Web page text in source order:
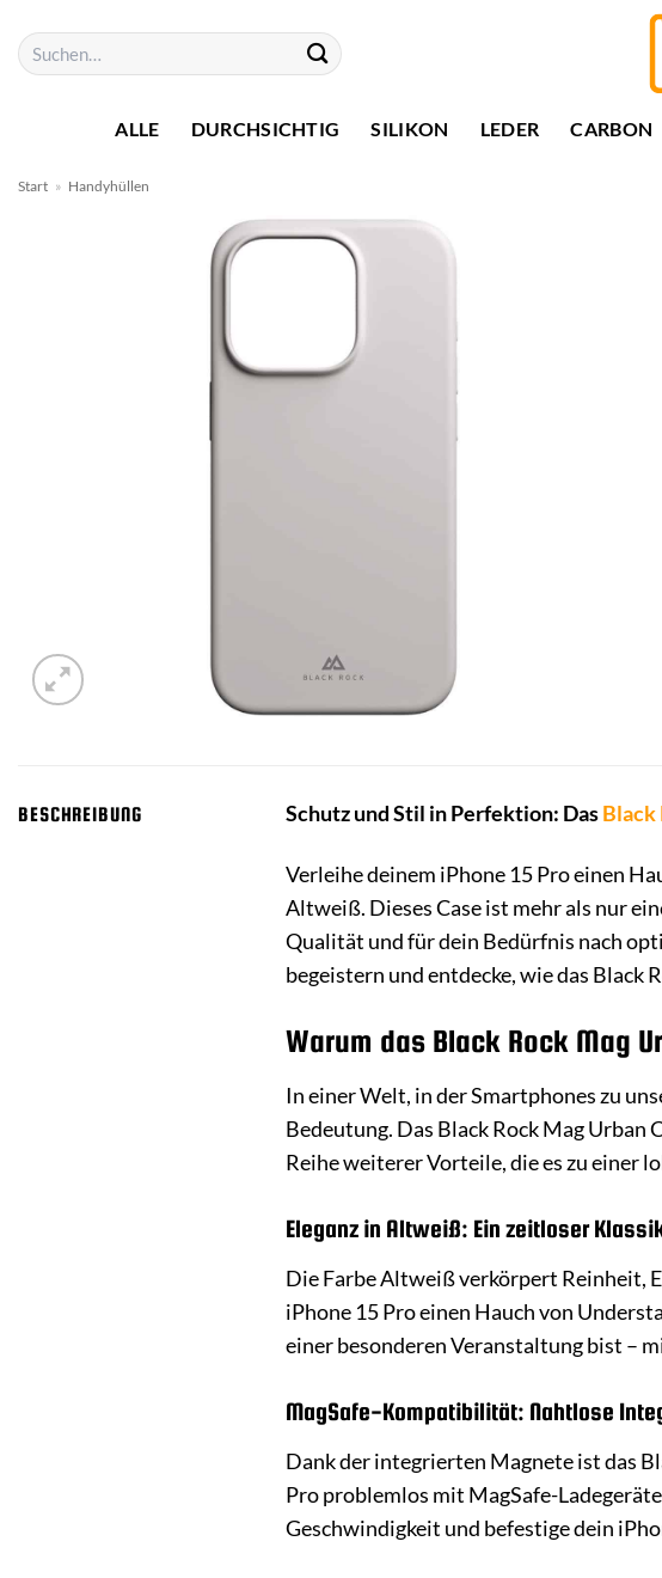
Inhalt
springen
Suchen
nach:
ALLE DURCHSICHTIG SILIKON LEDER CARBON
Start » Handyhüllen
BESCHREIBUNG Schutz und Stil in Perfektion: DasBlack
Verleihe deinem iPhone 15 Pro einen
Altweiß. Dieses Case ist mehr als nur
Qualität und für dein Bedürfnis nach
begeistern und entdecke, wie das Black
Warum das Black Rock Mag
In einer Welt, in der Smartphones zu
Bedeutung. Das Black Rock Mag
Reihe weiterer Vorteile, die es zu einer
Eleganz in Altweiß: Ein zeitloser
Die Farbe Altweiß verkörpert Reinheit,
iPhone 15 Pro einen Hauch von
einer besonderen Veranstaltung bist –
MagSafe-Kompatibilität: Nahtlose
Dank der integrierten Magnete ist das
Pro problemlos mit MagSafe-
Geschwindigkeit und befestige dein